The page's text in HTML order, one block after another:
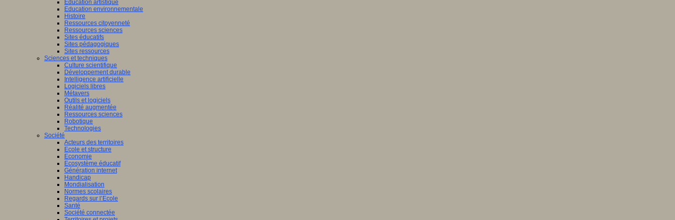
Education artistique
Education environnementale
Histoire
Ressources citoyenneté
Ressources sciences
Sites éducatifs
Sites pédagogiques
Sites ressources
Sciences et techniques
Culture scientifique
Développement durable
Intelligence artificielle
Logiciels libres
Métavers
Outils et logiciels
Réalité augmentée
Ressources sciences
Robotique
Technologies
Société
Acteurs des territoires
Ecole et structure
Economie
Ecosystème éducatif
Génération internet
Handicap
Mondialisation
Normes scolaires
Regards sur l’Ecole
Santé
Société connectée